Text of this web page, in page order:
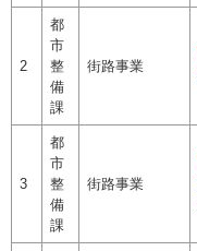
2
都
市
整
備
課
街路事業
3
都
市
整
備
課
街路事業